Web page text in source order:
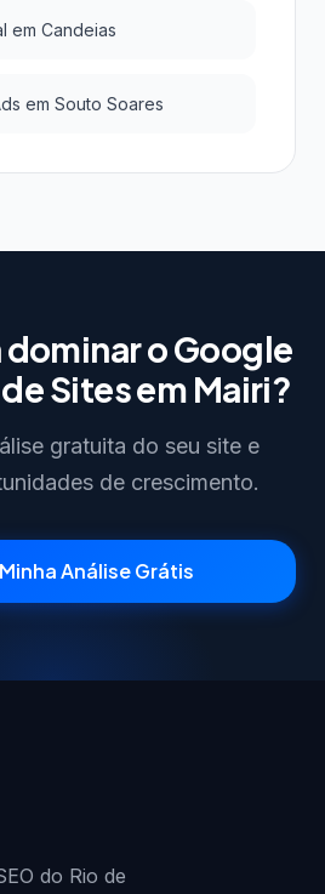
em Candeias
em Souto Soares
o Google
Sites em Mairi?
gratuita do seu site e
de crescimento.
Análise Grátis
do Rio de